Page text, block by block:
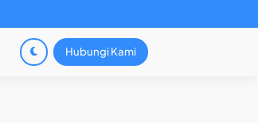
Hubungi Kami